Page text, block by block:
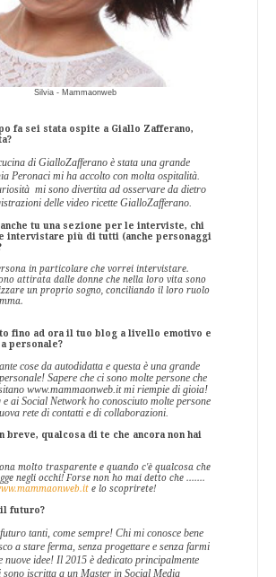
Silvia - Mammaonweb
fa sei stata ospite a Giallo Zafferano,
di GialloZafferano è stata una grande
Peronaci mi ha accolto con molta ospitalità.
mi sono divertita ad osservare da dietro
delle video ricette GialloZafferano.
tu una sezione per le interviste, chi
intervistare più di tutti (anche personaggi
in particolare che vorrei intervistare.
attirata dalle donne che nella loro vita sono
un proprio sogno, conciliando il loro ruolo
fino ad ora il tuo blog a livello emotivo e
personale?
cose da autodidatta e questa è una grande
Sapere che ci sono molte persone che
www.mammaonweb.it mi riempie di gioia!
ai Social Network ho conosciuto molte persone
rete di contatti e di collaborazioni.
breve, qualcosa di te che ancora non hai
molto trasparente e quando c'è qualcosa che
negli occhi! Forse non ho mai detto che .......
e lo scoprirete!
futuro?
tanti, come sempre! Chi mi conosce bene
a stare ferma, senza progettare e senza farmi
nuove idee! Il 2015 è dedicato principalmente
iscritta a un Master in Social Media